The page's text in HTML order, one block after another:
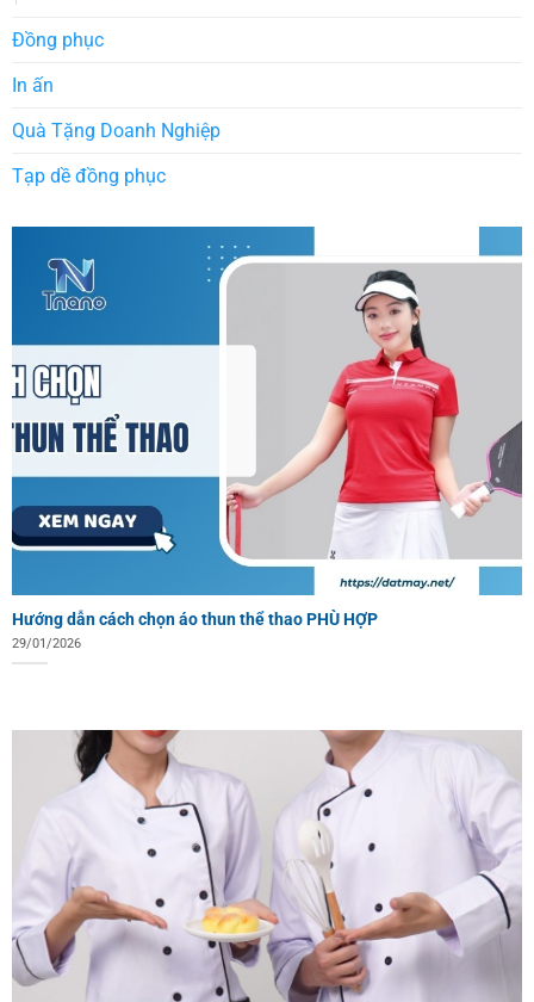
Đồng phục
In ấn
Quà Tặng Doanh Nghiệp
Tạp dề đồng phục
Hướng dẫn cách chọn áo thun thể thao PHÙ HỢP
29/01/2026